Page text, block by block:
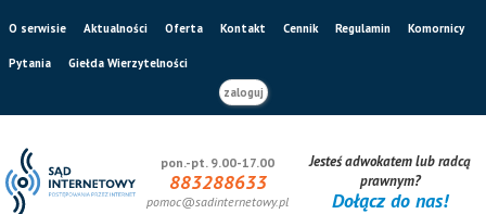
O serwisie Aktualności Oferta Kontakt Cennik Regulamin Komornicy
Pytania
Giełda Wierzytelności
zaloguj
pon.-pt. 9.00-17.00
883288633
pomoc@sadinternetowy.pl
Jesteś adwokatem lub radcą
prawnym?
Dołącz do nas!